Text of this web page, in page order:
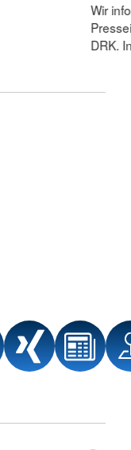
Wir
DRK.